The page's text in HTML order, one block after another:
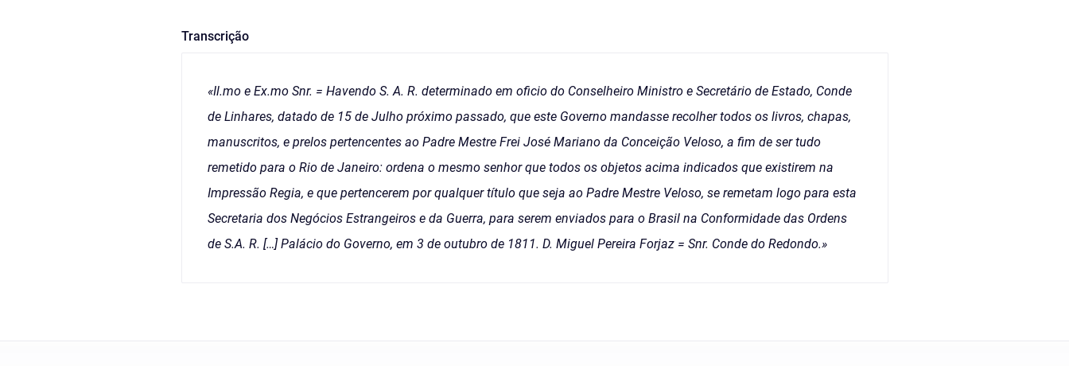
Transcrição
«Il.mo e Ex.mo Snr. = Havendo S. A. R. determinado em oficio do Conselheiro Ministro e Secretário de Estado, Conde
de Linhares, datado de 15 de Julho próximo passado, que este Governo mandasse recolher todos os livros, chapas,
manuscritos, e prelos pertencentes ao Padre Mestre Frei José Mariano da Conceição Veloso, a fim de ser tudo
remetido para o Rio de Janeiro: ordena o mesmo senhor que todos os objetos acima indicados que existirem na
Impressão Regia, e que pertencerem por qualquer título que seja ao Padre Mestre Veloso, se remetam logo para esta
Secretaria dos Negócios Estrangeiros e da Guerra, para serem enviados para o Brasil na Conformidade das Ordens
de S.A. R. […] Palácio do Governo, em 3 de outubro de 1811. D. Miguel Pereira Forjaz = Snr. Conde do Redondo.»